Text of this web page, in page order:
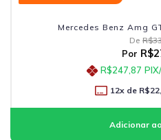
Mercedes Benz Amg
De
Por
R$247,87
12x de